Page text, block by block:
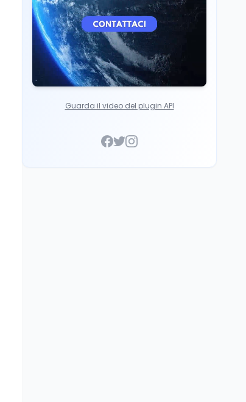
Guarda il video del plugin API